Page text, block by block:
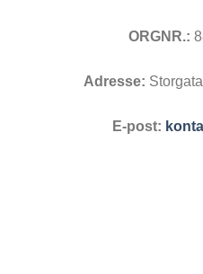
ORGNR.:
Adresse:
E-post: